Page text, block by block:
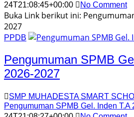
24T21:08:45+00:00
No Comment
Buka Link berikut ini:
2027
PPDB
Pengumuman SPMB
2026-2027
SMP MUHADESTA SMART
Pengumuman SPMB Gel. Inden T.A